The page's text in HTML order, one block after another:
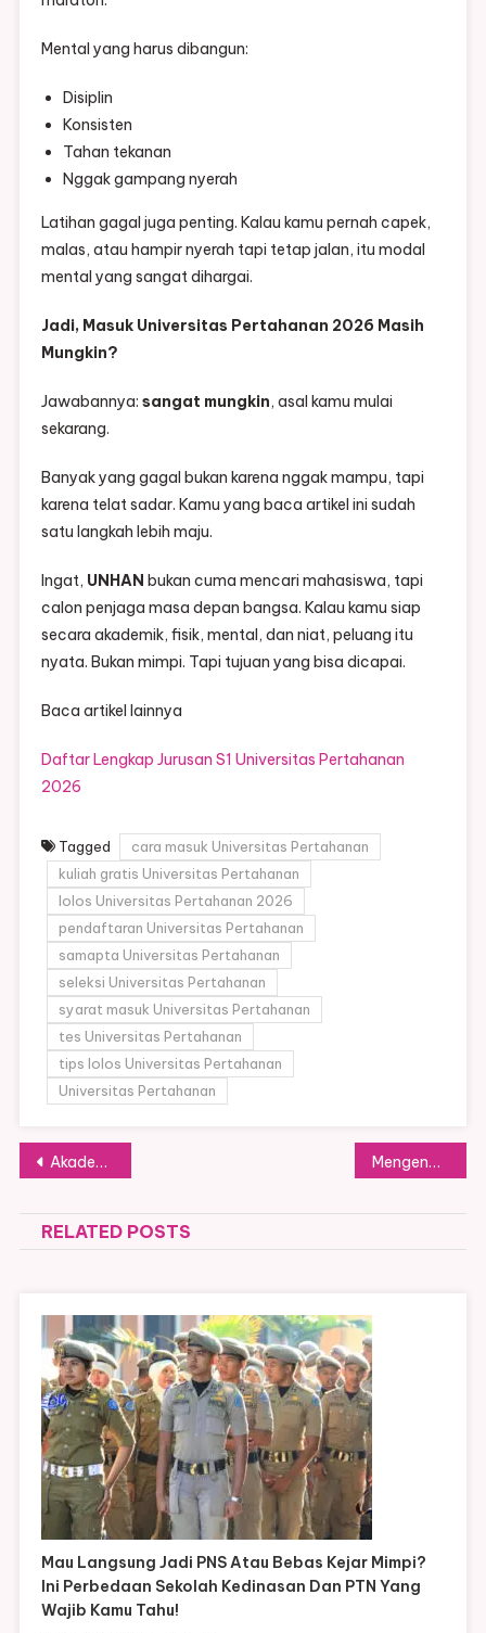
Mental yang harus dibangun:
Disiplin
Konsisten
Tahan tekanan
Nggak gampang nyerah
Latihan gagal juga penting. Kalau kamu pernah capek,
malas, atau hampir nyerah tapi tetap jalan, itu modal
mental yang sangat dihargai.
Jadi, Masuk Universitas Pertahanan 2026 Masih
Mungkin?
Jawabannya: sangat mungkin, asal kamu mulai
sekarang.
Banyak yang gagal bukan karena nggak mampu, tapi
karena telat sadar. Kamu yang baca artikel ini sudah
satu langkah lebih maju.
Ingat, UNHAN bukan cuma mencari mahasiswa, tapi
calon penjaga masa depan bangsa. Kalau kamu siap
secara akademik, fisik, mental, dan niat, peluang itu
nyata. Bukan mimpi. Tapi tujuan yang bisa dicapai.
Baca artikel lainnya
Daftar Lengkap Jurusan S1 Universitas Pertahanan
2026
Tagged
cara masuk Universitas Pertahanan
kuliah gratis Universitas Pertahanan
lolos Universitas Pertahanan 2026
pendaftaran Universitas Pertahanan
samapta Universitas Pertahanan
seleksi Universitas Pertahanan
syarat masuk Universitas Pertahanan
tes Universitas Pertahanan
tips lolos Universitas Pertahanan
Universitas Pertahanan
Post
navigation
Akademi Teknologi Industri Padang (ATIP), Cek Jurusan dan Pendaftaranya Mengenal Kampus Kedinasan: Politeknik Imigrasi
RELATED POSTS
Mau Langsung Jadi PNS Atau Bebas Kejar Mimpi?
Ini Perbedaan Sekolah Kedinasan Dan PTN Yang
Wajib Kamu Tahu!